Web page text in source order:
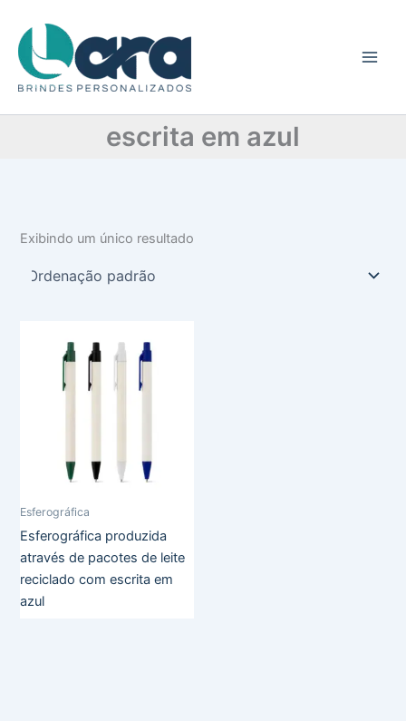
para
conteúdo
escrita em azul
t
e
r
Exibindo um único resultado
Esferográfica
Esferográfica produzida
através de pacotes de leite
reciclado com escrita em
azul